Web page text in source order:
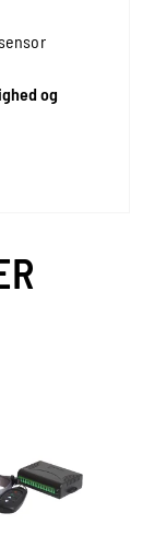
og